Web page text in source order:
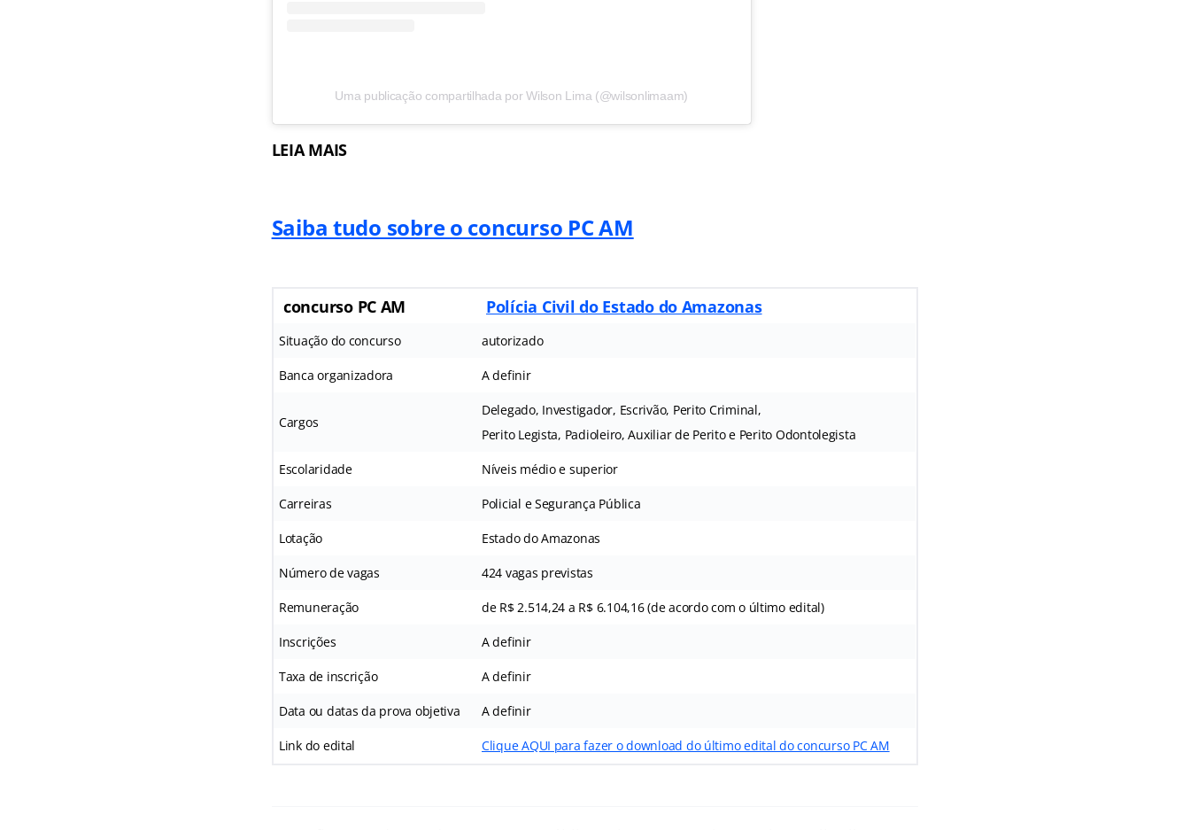
Uma publicação compartilhada por Wilson Lima (@wilsonlimaam)
LEIA MAIS
Saiba tudo sobre o concurso PC AM
concurso PC AM Polícia Civil do Estado do Amazonas
Situação do concurso autorizado
Banca organizadora A definir
Cargos
Delegado, Investigador, Escrivão, Perito Criminal,
Perito Legista, Padioleiro, Auxiliar de Perito e Perito Odontolegista
Escolaridade Níveis médio e superior
Carreiras Policial e Segurança Pública
Lotação Estado do Amazonas
Número de vagas 424 vagas previstas
Remuneração de R$ 2.514,24 a R$ 6.104,16 (de acordo com o último edital)
Inscrições A definir
Taxa de inscrição A definir
Data ou datas da prova objetiva A definir
Link do edital Clique AQUI para fazer o download do último edital do concurso PC AM